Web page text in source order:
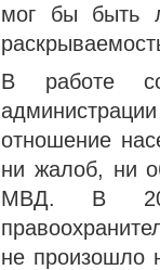
мог бы быть
В работе
отношение
ни жалоб, ни
МВД. В
не произошло